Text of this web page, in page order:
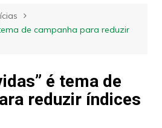
de campanha para reduzir
é tema de
reduzir índices